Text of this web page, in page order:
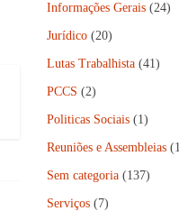
Informações Gerais (24)
Jurídico (20)
Lutas Trabalhista (41)
PCCS (2)
Politicas Sociais (1)
Reuniões e Assembleias
Sem categoria (137)
Serviços (7)